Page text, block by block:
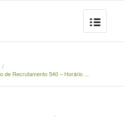
/
de Recrutamento 540 – Horário ...